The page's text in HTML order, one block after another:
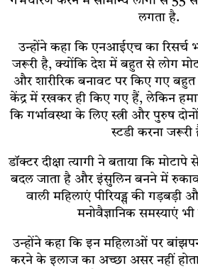
लगता है.
उन्होंने कहा कि एनआईएच का रिसर्च
जरूरी है, क्योंकि देश में बहुत से लोग
और शारीरिक बनावट पर किए गए
केंद्र में रखकर ही किए गए हैं, लेकिन
कि गर्भावस्था के लिए स्त्री और पुरुष
स्टडी करना जरूरी
डॉक्टर दीक्षा त्यागी ने बताया कि मोटापे
बदल जाता है और इंसुलिन बनने में
वाली महिलाएं पीरियड्स की
मनोवैज्ञानिक समस्याएं
उन्होंने कहा कि इन महिलाओं पर
करने के इलाज का अच्छा असर नहीं